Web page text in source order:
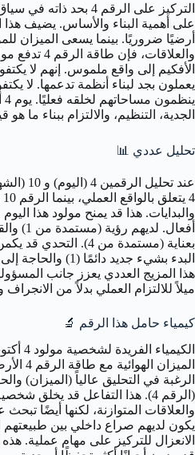
التركيز على الرقم 4
على أهمية البناء والأساس. يضيف هذا
أرضيًا ضروريًا. بينما يسعى الميزان
والعلاقات،
الأفكيم إلى واقع ملموس. إنهم لا
يعملون بجد لبناء أنظمة تدعمها. لا
الجدية، التنظيم، والالتزام ببناء ما هو
تحليل عددي 📊
عند
والبدايات. هذا قد يمنح مولود هذا
أفعال.
بعناية (مستمدة من 4).
هذا المزيج العددي يعزز جانب
ميلاً للالتزام العملي بدلاً من الانجراف
كيمياء حامل هذا الرقم 🔬
الرغبة في التحليق عالياً (الميزان)
(الرقم 4). هذا التفاعل قد يخلق
والعلاقات المتوازنة، لكنها أيضًا
يكون لديهم صراع داخلي بين طبيعتهم
الانعزال للتركيز على مهام عملية.